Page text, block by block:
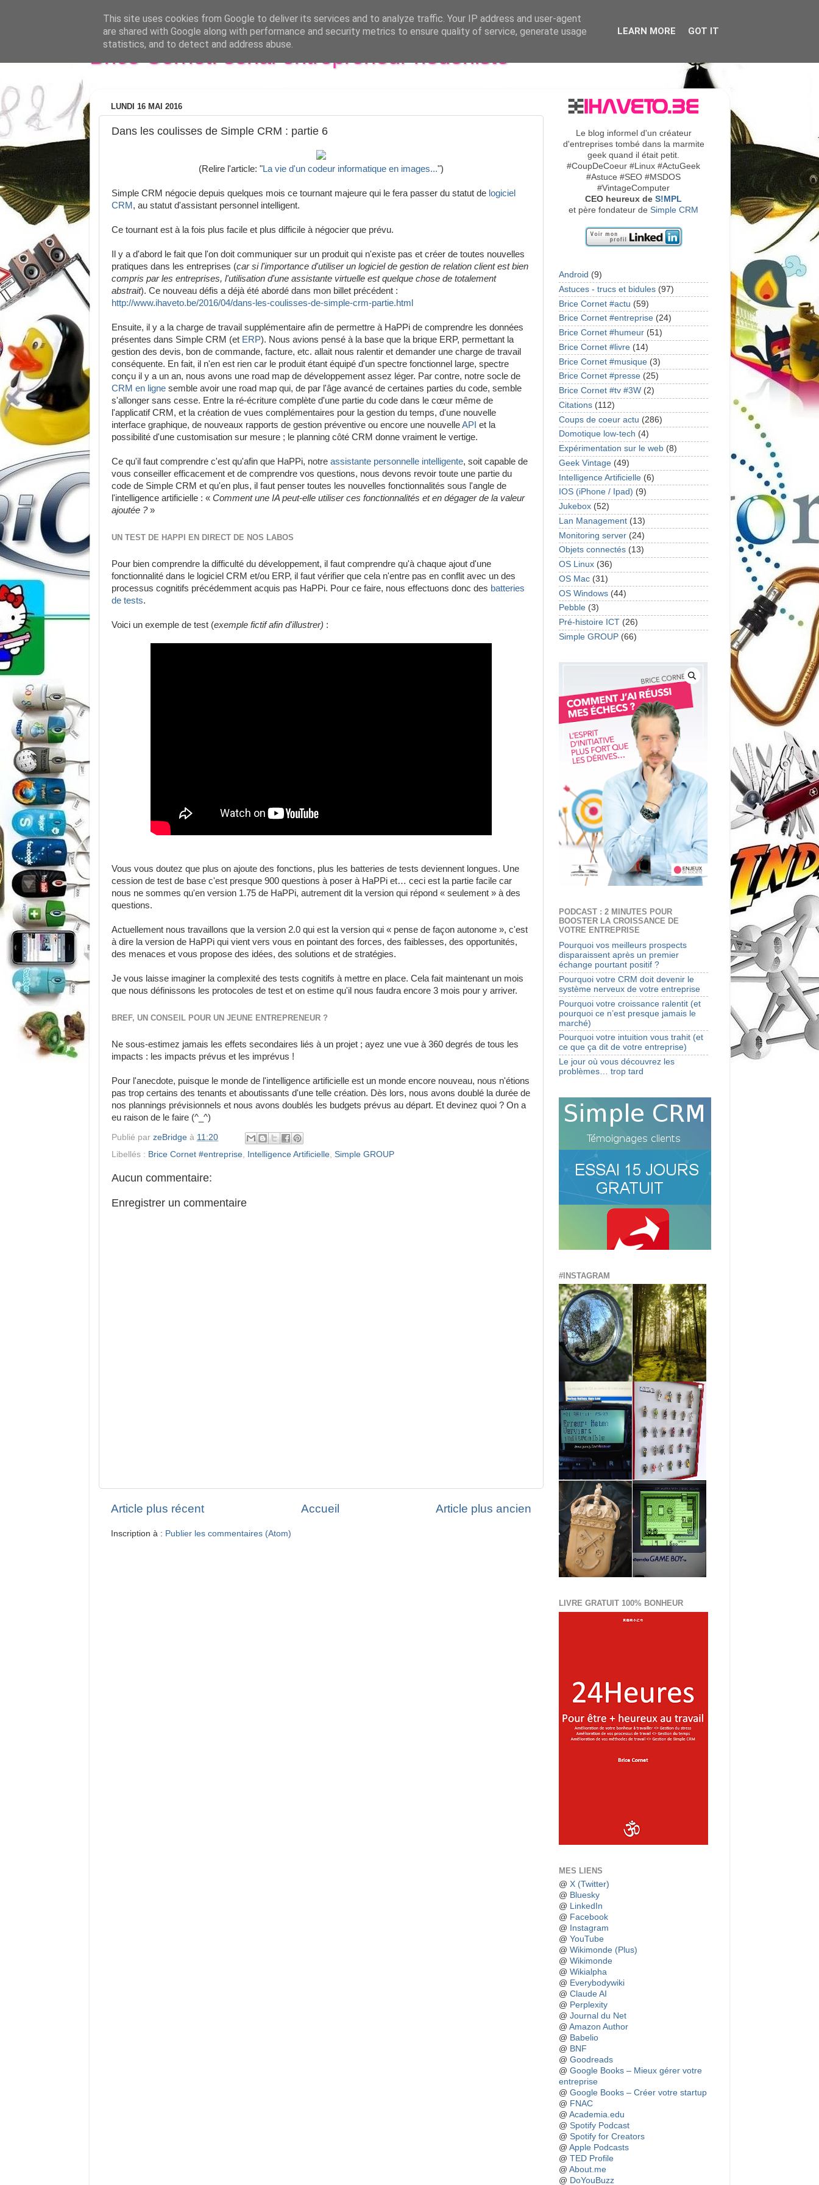
Brice Cornet: serial entrepreneur hédoniste
LUNDI 16 MAI 2016
Dans les coulisses de Simple CRM : partie 6
(Relire l'article: "La vie d'un codeur informatique en images...")
Simple CRM négocie depuis quelques mois ce tournant majeure qui le fera passer du statut de logiciel
CRM , au statut d'assistant personnel intelligent.
Ce tournant est à la fois plus facile et plus difficile à négocier que prévu.
Il y a d'abord le fait que l'on doit communiquer sur un produit qui n'existe pas et créer de toutes nouvelles
pratiques dans les entreprises (car si l'importance d'utiliser un logiciel de gestion de relation client est bien
compris par les entreprises, l'utilisation d'une assistante virtuelle est quelque chose de totalement
abstrait). Ce nouveau défis a déjà été abordé dans mon billet précédent :
http://www.ihaveto.be/2016/04/dans-les-coulisses-de-simple-crm-partie.html
Ensuite, il y a la charge de travail supplémentaire afin de permettre à HaPPi de comprendre les données
présentes dans Simple CRM (et ERP). Nous avions pensé à la base que la brique ERP, permettant la
gestion des devis, bon de commande, facture, etc. allait nous ralentir et demander une charge de travail
conséquente. En fait, il n'en est rien car le produit étant équipé d'un spectre fonctionnel large, spectre
conçu il y a un an, nous avons une road map de développement assez léger. Par contre, notre socle de
CRM en ligne semble avoir une road map qui, de par l'âge avancé de certaines parties du code, semble
s'allonger sans cesse. Entre la ré-écriture complète d'une partie du code dans le cœur même de
l'applicatif CRM, et la création de vues complémentaires pour la gestion du temps, d'une nouvelle
interface graphique, de nouveaux rapports de gestion préventive ou encore une nouvelleAPI et la
possibilité d'une customisation sur mesure ; le planning côté CRM donne vraiment le vertige.
Ce qu'il faut comprendre c'est qu'afin que HaPPi, notre assistante personnelle intelligente, soit capable de
vous conseiller efficacement et de comprendre vos questions, nous devons revoir toute une partie du
code de Simple CRM et qu'en plus, il faut penser toutes les nouvelles fonctionnalités sous l'angle de
l'intelligence artificielle : « Comment une IA peut-elle utiliser ces fonctionnalités et en dégager de la valeur
ajoutée ?»
UN TEST DE HAPPI EN DIRECT DE NOS LABOS
Pour bien comprendre la difficulté du développement, il faut comprendre qu'à chaque ajout d'une
fonctionnalité dans le logiciel CRM et/ou ERP, il faut vérifier que cela n'entre pas en conflit avec un des
processus cognitifs précédemment acquis pas HaPPi. Pour ce faire, nous effectuons donc des batteries
de tests.
Voici un exemple de test (exemple fictif afin d'illustrer) :
Vous vous doutez que plus on ajoute des fonctions, plus les batteries de tests deviennent longues. Une
cession de test de base c'est presque 900 questions à poser à HaPPi et… ceci est la partie facile car
nous ne sommes qu'en version 1.75 de HaPPi, autrement dit la version qui répond « seulement » à des
questions.
Actuellement nous travaillons que la version 2.0 qui est la version qui « pense de façon autonome », c'est
à dire la version de HaPPi qui vient vers vous en pointant des forces, des faiblesses, des opportunités,
des menaces et vous propose des idées, des solutions et de stratégies.
Je vous laisse imaginer la complexité des tests cognitifs à mettre en place. Cela fait maintenant un mois
que nous définissons les protocoles de test et on estime qu'il nous faudra encore 3 mois pour y arriver.
BREF, UN CONSEIL POUR UN JEUNE ENTREPRENEUR ?
Ne sous-estimez jamais les effets secondaires liés à un projet ; ayez une vue à 360 degrés de tous les
impacts : les impacts prévus et les imprévus !
Pour l'anecdote, puisque le monde de l'intelligence artificielle est un monde encore nouveau, nous n'étions
pas trop certains des tenants et aboutissants d'une telle création. Dès lors, nous avons doublé la durée de
nos plannings prévisionnels et nous avons doublés les budgets prévus au départ. Et devinez quoi ? On a
eu raison de le faire (^_^)
Publié par zeBridge à 11:20
Libellés : Brice Cornet #entreprise Intelligence Artificielle Simple GROUP
Aucun commentaire:
Enregistrer un commentaire
Article plus récent Article plus ancien
Accueil
Inscription à : Publier les commentaires (Atom)
Le blog informel d'un créateur
d'entreprises tombé dans la marmite
geek quand il était petit.
#CoupDeCoeur #Linux #ActuGeek
#Astuce #SEO #MSDOS
#VintageComputer
CEO heureux de S!MPL
et père fondateur de Simple CRM
Android (9)
Astuces - trucs et bidules (97)
Brice Cornet #actu (59)
Brice Cornet #entreprise (24)
Brice Cornet #humeur (51)
Brice Cornet #livre (14)
Brice Cornet #musique (3)
Brice Cornet #presse (25)
Brice Cornet #tv #3W (2)
Citations (112)
Coups de coeur actu (286)
Domotique low-tech (4)
Expérimentation sur le web (8)
Geek Vintage (49)
Intelligence Artificielle (6)
IOS (iPhone / Ipad) (9)
Jukebox (52)
Lan Management (13)
Monitoring server (24)
Objets connectés (13)
OS Linux (36)
OS Mac (31)
OS Windows (44)
Pebble (3)
Pré-histoire ICT (26)
Simple GROUP (66)
PODCAST : 2 MINUTES POUR
BOOSTER LA CROISSANCE DE
VOTRE ENTREPRISE
Pourquoi vos meilleurs prospects
disparaissent après un premier
échange pourtant positif ?
Pourquoi votre CRM doit devenir le
système nerveux de votre entreprise
Pourquoi votre croissance ralentit (et
pourquoi ce n’est presque jamais le
marché)
Pourquoi votre intuition vous trahit (et
ce que ça dit de votre entreprise)
Le jour où vous découvrez les
problèmes… trop tard
#INSTAGRAM
LIVRE GRATUIT 100% BONHEUR
MES LIENS
@ X (Twitter)
@ Bluesky
@ LinkedIn
@ Facebook
@
Instagram
@ YouTube
@ Wikimonde (Plus)
@ Wikimonde
@ Wikialpha
@ Everybodywiki
@ Claude AI
@ Perplexity
@ Journal du Net
@ Amazon Author
@ Babelio
@ BNF
@ Goodreads
@ Google Books – Mieux gérer votre
entreprise
@ Google Books – Créer votre startup
@ FNAC
@ Academia.edu
@ Spotify Podcast
@ Spotify for Creators
@ Apple Podcasts
@ TED Profile
@ About.me
@ DoYouBuzz
This site uses cookies from Google to deliver its services and to analyze traffic. Your IP address and user-agent
are shared with Google along with performance and security metrics to ensure quality of service, generate usage
statistics, and to detect and address abuse.
LEARN MORE GOT IT